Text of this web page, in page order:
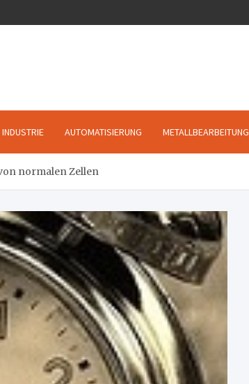
INDUSTRIE AUTOMATISIERUNG METALLBEARBEITUNG
normalen Zellen